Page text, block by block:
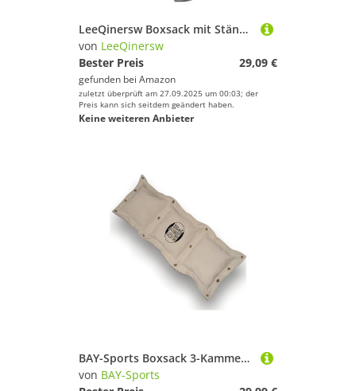
LeeQinersw Boxsack mit Ständer, Geschenk Boxsack für Speedball, für Drinnen Und Draußen, für Zuhause
von LeeQinersw
Bester Preis
29,09 €
gefunden bei Amazon
zuletzt überprüft am 27.09.2025 um 00:03; der
Preis kann sich seitdem geändert haben.
Keine weiteren Anbieter
BAY-Sports Boxsack 3-Kammern Schlagpolster Wandmontage weiß
von BAY-Sports